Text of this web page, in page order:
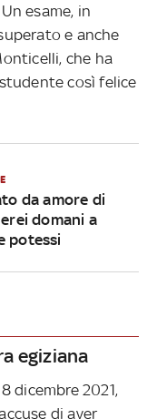
esame, in
e anche
che ha
così felice
da amore di
domani a
potessi
egiziana
dicembre 2021,
di aver